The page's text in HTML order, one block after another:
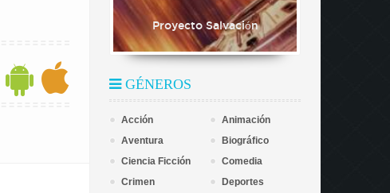
Proyecto Salvación
GÉNEROS
Acción
Animación
Aventura
Biográfico
Ciencia Ficción
Comedia
Crimen
Deportes